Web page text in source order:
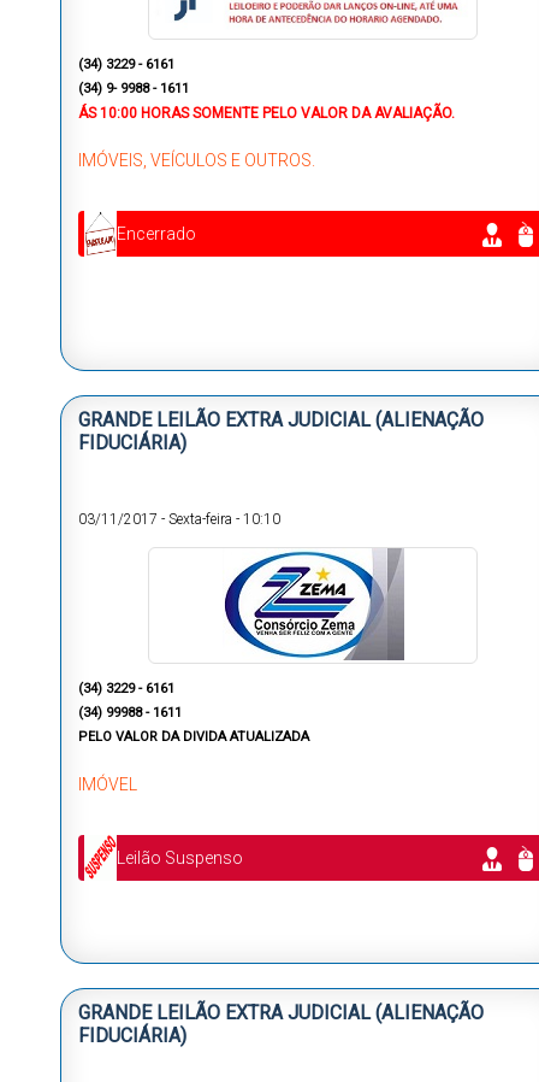
(34) 3229 - 6161
(34) 9- 9988 - 1611
ÁS10:00 HORASSOMENTE PELO VALOR DA AVALIAÇÃO.
IMÓVEIS, VEÍCULOS E OUTROS.
Encerrado
GRANDE LEILÃO EXTRA JUDICIAL (ALIENAÇÃO
FIDUCIÁRIA)
03/11/2017 - Sexta-feira - 10:10
(34) 3229 - 6161
(34) 99988 - 1611
PELO VALOR DA DIVIDA ATUALIZADA
IMÓVEL
Leilão Suspenso
GRANDE LEILÃO EXTRA JUDICIAL (ALIENAÇÃO
FIDUCIÁRIA)